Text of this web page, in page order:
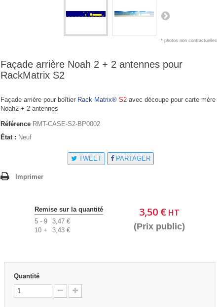
* photos non contractuelles
Façade arrière Noah 2 + 2 antennes pour
RackMatrix S2
Façade arrière pour boîtier Rack Matrix® S2 avec découpe pour carte mère
Noah2 + 2 antennes
Référence RMT-CASE-S2-BP0002
État : Neuf
TWEET PARTAGER
Imprimer
3,50 € HT
(Prix public)
Remise sur la quantité
5 - 9
3,47 €
10 +
3,43 €
Quantité